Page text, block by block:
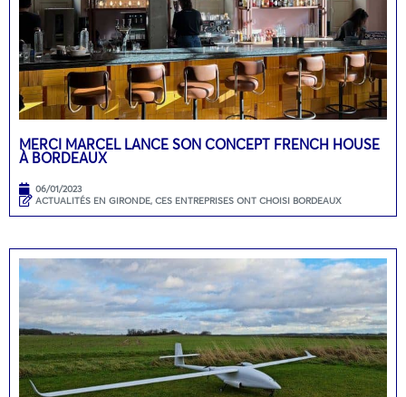
MERCI MARCEL LANCE SON CONCEPT FRENCH HOUSE
À BORDEAUX
06/01/2023
ACTUALITÉS EN GIRONDE, CES ENTREPRISES ONT CHOISI BORDEAUX